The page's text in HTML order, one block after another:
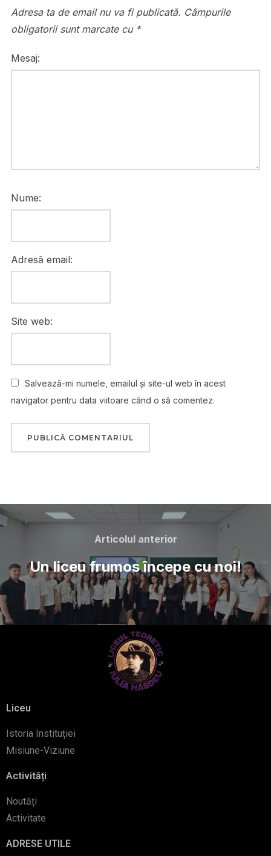
Adresa ta de email nu va fi publicată. Câmpurile
obligatorii sunt marcate cu *
Mesaj:
Nume:
Adresă email:
Site web:
Salvează-mi numele, emailul și site-ul web în acest
navigator pentru data viitoare când o să comentez.
Articolul anterior
Un liceu frumos începe cu noi!
Liceu
Istoria Instituției
Misiune-Viziune
Activități
Noutăți
Activitate
ADRESE UTILE